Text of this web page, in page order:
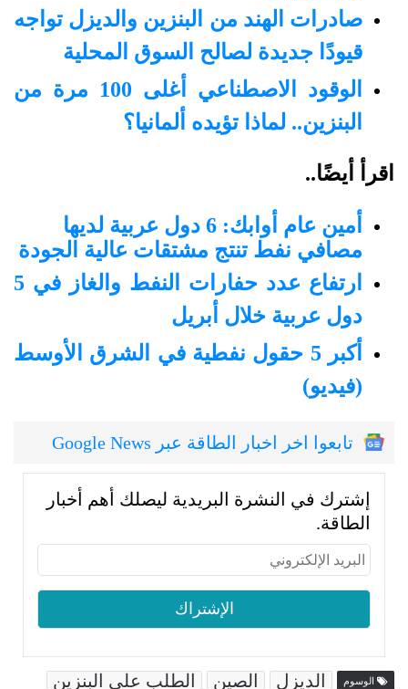
صادرات الهند من البنزين والديزل تواجه
قيودًا جديدة لصالح السوق المحلية
الوقود الاصطناعي أغلى 100 مرة من
البنزين.. لماذا تؤيده ألمانيا؟
اقرأ أيضًا..
أمين عام أوابك: 6 دول عربية لديها
مصافي نفط تنتج مشتقات عالية الجودة
ارتفاع عدد حفارات النفط والغاز في 5
دول عربية خلال أبريل
أكبر 5 حقول نفطية في الشرق الأوسط
(فيديو)
تابعوا اخر اخبار الطاقة عبر Google News
إشترك في النشرة البريدية ليصلك أهم أخبار
الطاقة.
الوسوم الديزل الصين
الطلب على البنزين